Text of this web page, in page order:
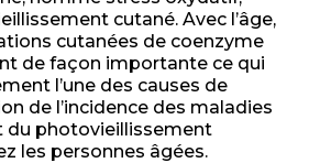
cutané. Avec l’âge,
cutanées de coenzyme
de façon importante ce qui
l’une des causes de
de l’incidence des maladies
du photovieillissement
les personnes âgées.